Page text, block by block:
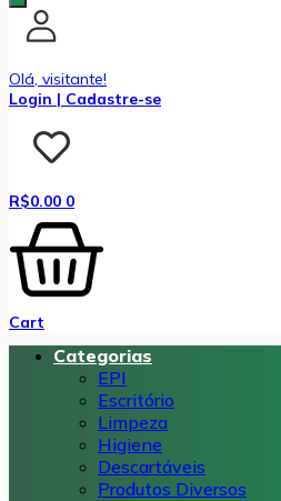
Olá, visitante!
Login | Cadastre-se
R$0.00 0
Cart
Categorias
EPI
Escritório
Limpeza
Higiene
Descartáveis
Produtos Diversos